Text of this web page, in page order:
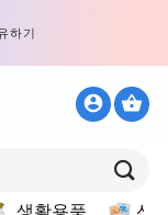
하기